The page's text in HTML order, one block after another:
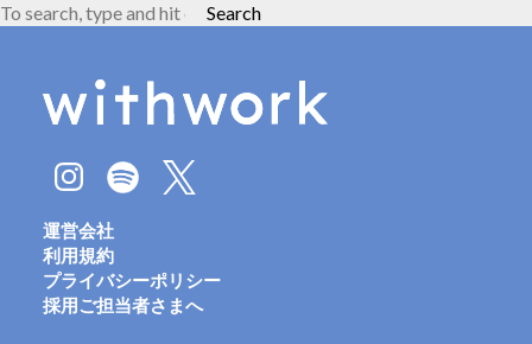
Search
運営会社
利用規約
プライバシーポリシー
採用ご担当者さまへ